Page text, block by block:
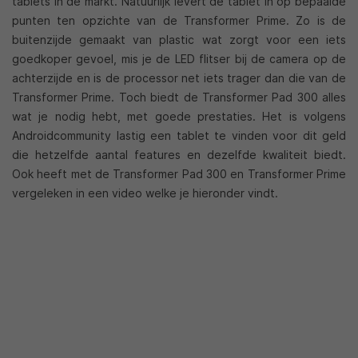
punten ten opzichte van de Transformer Prime. Zo is de
buitenzijde gemaakt van plastic wat zorgt voor een iets
goedkoper gevoel, mis je de LED flitser bij de camera op de
achterzijde en is de processor net iets trager dan die van de
Transformer Prime. Toch biedt de Transformer Pad 300 alles
wat je nodig hebt, met goede prestaties. Het is volgens
Androidcommunity lastig een tablet te vinden voor dit geld
die hetzelfde aantal features en dezelfde kwaliteit biedt.
Ook heeft met de Transformer Pad 300 en Transformer Prime
vergeleken in een video welke je hieronder vindt.